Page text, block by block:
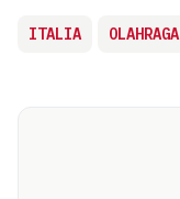
ITALIA OLAHRAGA